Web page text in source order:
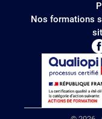
Nos formations